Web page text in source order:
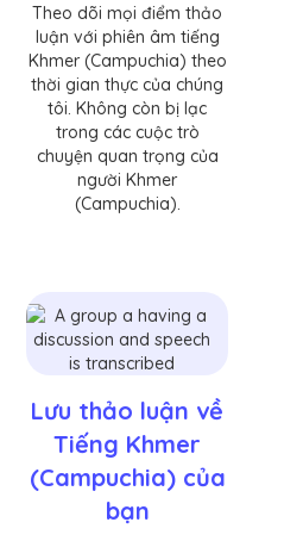
Theo dõi mọi điểm thảo
luận với phiên âm tiếng
Khmer (Campuchia) theo
thời gian thực của chúng
tôi. Không còn bị lạc
trong các cuộc trò
chuyện quan trọng của
người Khmer
(Campuchia).
Lưu thảo luận về
Tiếng Khmer
(Campuchia) của
bạn